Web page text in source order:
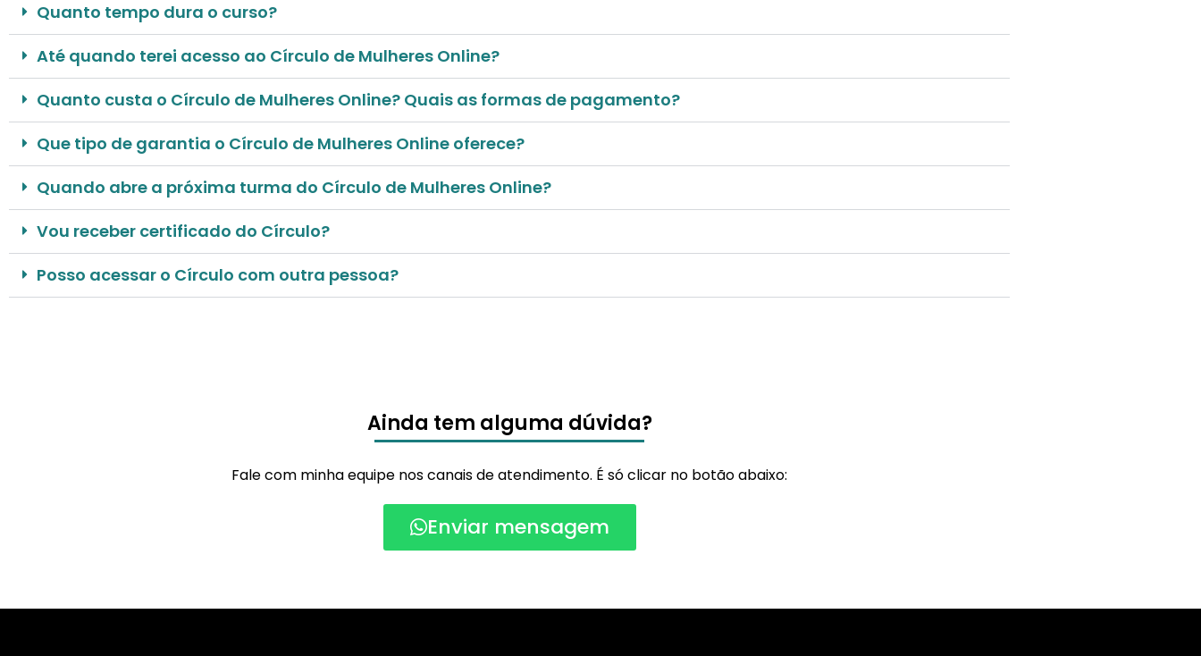
Quanto tempo dura o curso?
Até quando terei acesso ao Círculo de Mulheres Online?
Quanto custa o Círculo de Mulheres Online? Quais as formas de pagamento?
Que tipo de garantia o Círculo de Mulheres Online oferece?
Quando abre a próxima turma do Círculo de Mulheres Online?
Vou receber certificado do Círculo?
Posso acessar o Círculo com outra pessoa?
Ainda tem alguma dúvida?
Fale com minha equipe nos canais de atendimento. É só clicar no botão abaixo:
Enviar mensagem